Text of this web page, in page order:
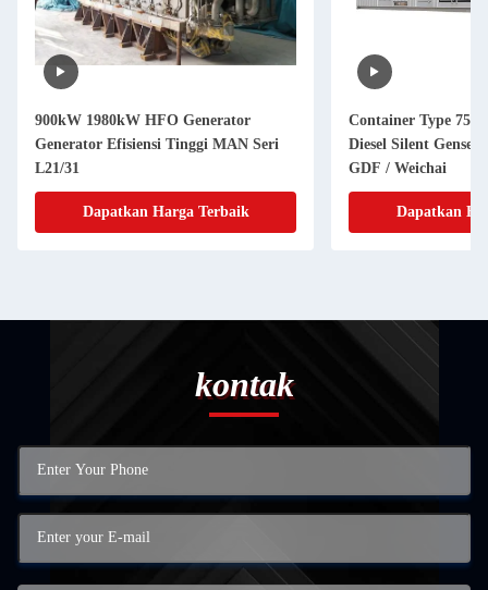
900kW 1980kW HFO Generator
Generator Efisiensi Tinggi MAN Seri
L21/31
Dapatkan Harga Terbaik
Container Type
Diesel Silent Genset
GDF / Weichai
Dapatkan
kontak